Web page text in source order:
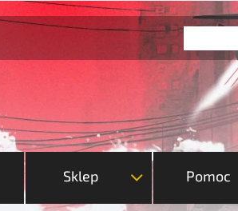
Sklep Pomoc